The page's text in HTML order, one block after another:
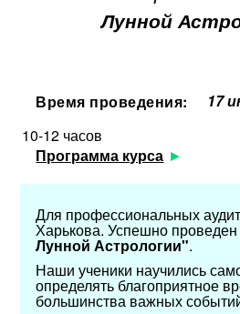
Лунной
Время проведения:
17
10-12 часов
Программа курса
Для профессиональных
Харькова. Успешно проведен
Лунной Астрологии".
Наши ученики научились
определять благоприятное
большинства важных